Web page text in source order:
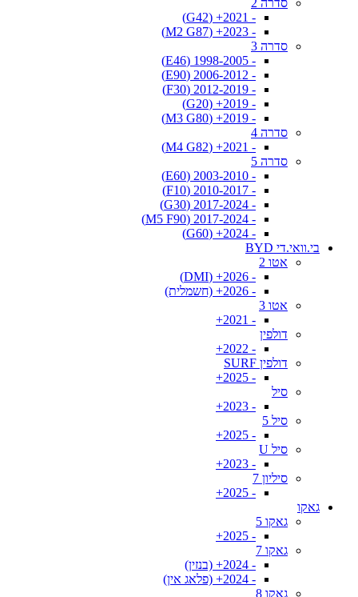
סדרה 2
- 2021+ (G42)
- 2023+ (M2 G87)
סדרה 3
- 1998-2005 (E46)
- 2006-2012 (E90)
- 2012-2019 (F30)
- 2019+ (G20)
- 2019+ (M3 G80)
סדרה 4
- 2021+ (M4 G82)
סדרה 5
- 2003-2010 (E60)
- 2010-2017 (F10)
- 2017-2024 (G30)
- 2017-2024 (M5 F90)
- 2024+ (G60)
בי.וואי.די BYD
אטו 2
- 2026+ (DMI)
- 2026+ (חשמלית)
אטו 3
- 2021+
דולפין
- 2022+
דולפין SURF
- 2025+
סיל
- 2023+
סיל 5
- 2025+
סיל U
- 2023+
סיליון 7
- 2025+
גאקו
גאקו 5
- 2025+
גאקו 7
- 2024+ (בנזין)
- 2024+ (פלאג אין)
גאקו 8